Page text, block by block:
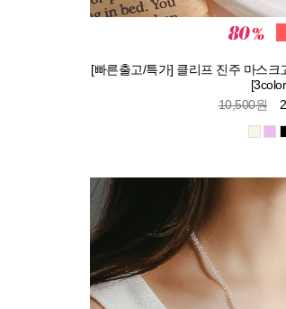
[빠른출고/특가] 클리프 진주 마스
10,500원